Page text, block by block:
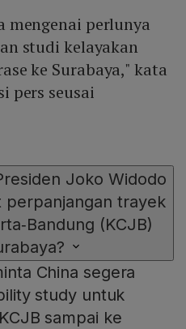
mengenai perlunya
studi kelayakan
ke Surabaya," kata
pers seusai
Joko Widodo
perpanjangan trayek
(KCJB)
China segera
study untuk
sampai ke